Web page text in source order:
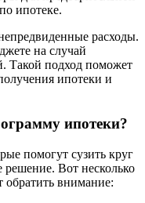
ипотеке.
расходы.
на случай
Такой подход поможет
ипотеки и
ипотеки?
помогут сузить круг
решение. Вот несколько
обратить внимание: